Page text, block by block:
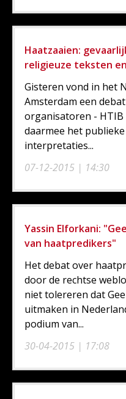
Haatzaaien:
religieuze teksten
07-12-2015 | 14:30
Gisteren vond in het
Amsterdam een
organisatoren - HTIB
daarmee het
interpretaties...
Yassin Elforkani:
van haatpredikers"
30-04-2015 | 17:08
Het debat over
door de rechtse
niet tolereren dat
uitmaken in
podium van...